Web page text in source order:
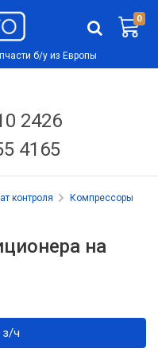
0
б/у из Европы
2426
4165
контроля
Компрессоры
на
Найдено 2 з/ч